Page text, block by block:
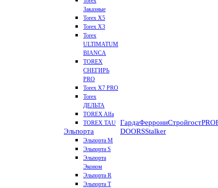
Заказные
Torex Х5
Torex Х3
Torex
ULTIMATUM
BIANCA
TOREX
СНЕГИРЬ
PRO
Torex X7 PRO
Torex
ДЕЛЬТА
TOREX Alfa
TOREX TAU
Эльпорта
Эльпорта M
Эльпорта S
Эльпорта
Эконом
Эльпорта R
Эльпорта Т
ГардаФеррониСтройгост
DOORSStalker